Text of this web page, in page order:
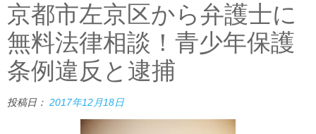
京都市左京区から弁護士に
無料法律相談！青少年保護
条例違反と逮捕
投稿日： 2017年12月18日